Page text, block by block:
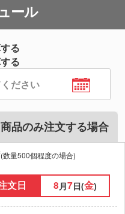
ール
る
る
商品のみ注文する場合
(数量500個程度の場合)
文日 8 月7日(金)